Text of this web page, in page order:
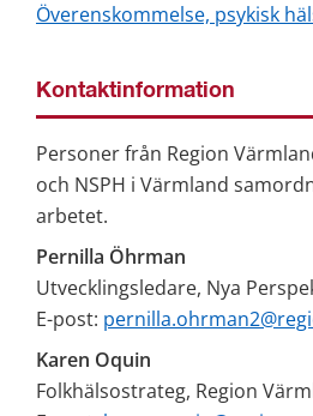
Överenskommelse, psykisk
Kontaktinformation
Personer från Region
och NSPH i Värmland
arbetet.
Pernilla Öhrman
Utvecklingsledare, Nya
E-post:
Karen Oquin
Folkhälsostrateg, Region